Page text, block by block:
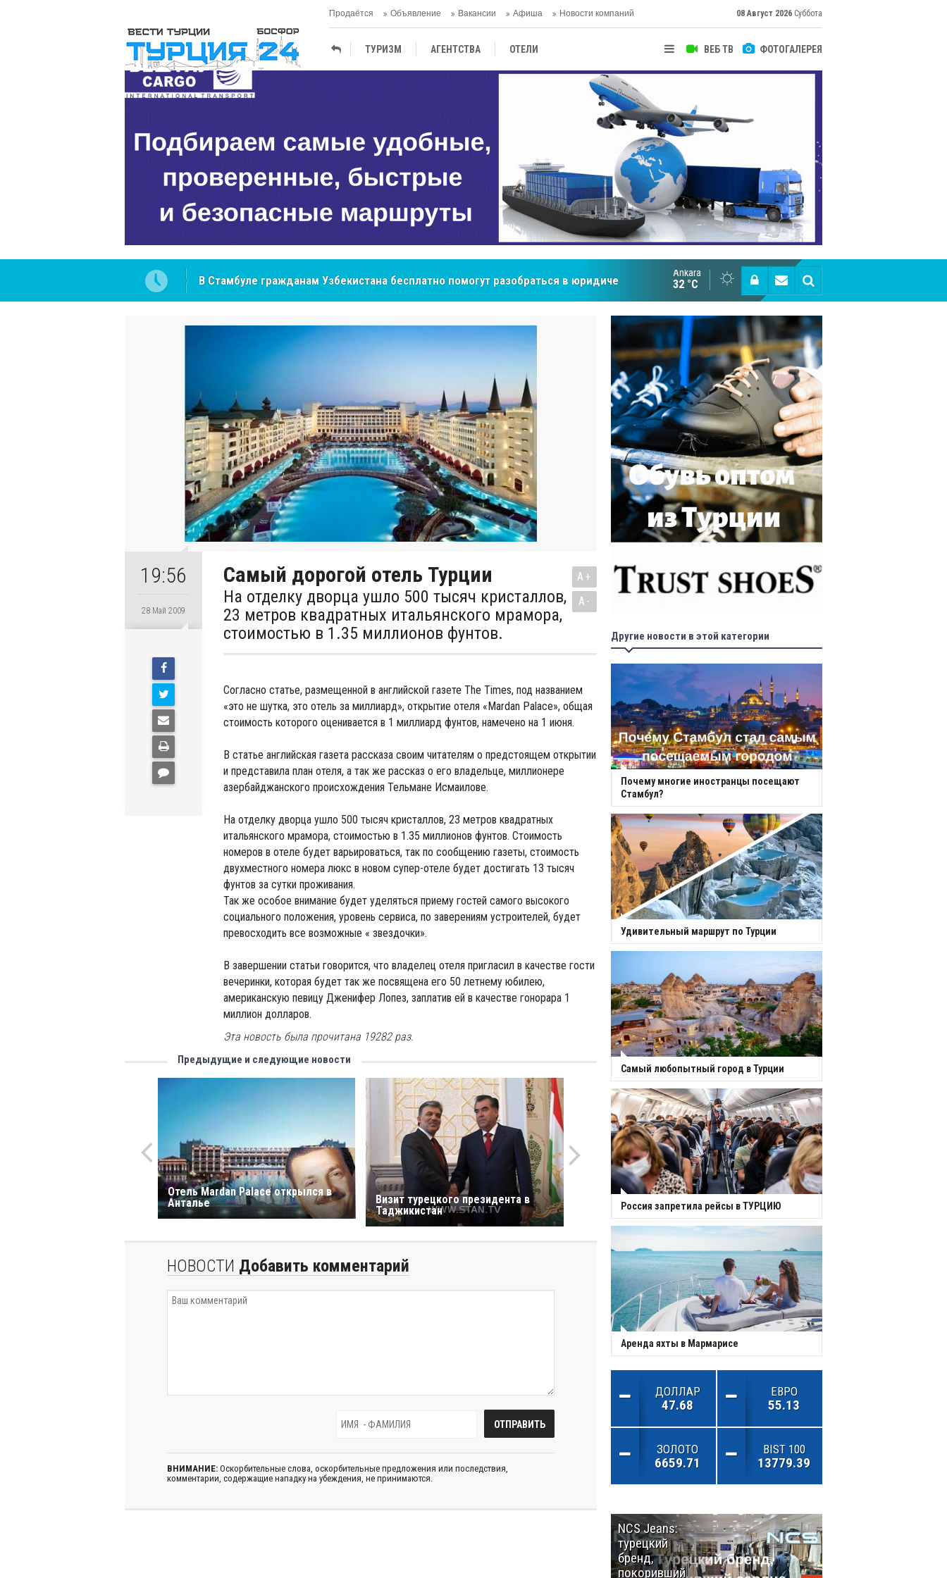
Продаётся Объявление Вакансии Афиша Новости компаний 08 Август 2026 Суббота
ВЕБ ТВ ФОТОГАЛЕРЕЯ
ТУРИЗМ АГЕНTСТВА ОТЕЛИ
в юридических NCS Jeans: турецкий бренд, покоривший сердца покупателей Центральной Азии Cottonhill покоряет мировые рынки
Ankara
32 °C
19:56
28 Май 2009
Самый дорогой отель Турции
На отделку дворца ушло 500 тысяч кристаллов,
23 метров квадратных итальянского мрамора,
стоимостью в 1.35 миллионов фунтов.
A+
A-
Согласно статье, размещенной в английской газете The Times, под названием
«это не шутка, это отель за миллиард», открытие отеля «Mardan Palace», общая
стоимость которого оценивается в 1 миллиард фунтов, намечено на 1 июня.
В статье английская газета рассказа своим читателям о предстоящем открытии
и представила план отеля, а так же рассказ о его владельце, миллионере
азербайджанского происхождения Тельмане Исмаилове.
На отделку дворца ушло 500 тысяч кристаллов, 23 метров квадратных
итальянского мрамора, стоимостью в 1.35 миллионов фунтов. Стоимость
номеров в отеле будет варьироваться, так по сообщению газеты, стоимость
двухместного номера люкс в новом супер-отеле будет достигать 13 тысяч
фунтов за сутки проживания.
Так же особое внимание будет уделяться приему гостей самого высокого
социального положения, уровень сервиса, по заверениям устроителей, будет
превосходить все возможные « звездочки».
В завершении статьи говорится, что владелец отеля пригласил в качестве гости
вечеринки, которая будет так же посвящена его 50 летнему юбилею,
американскую певицу Дженифер Лопез, заплатив ей в качестве гонорара 1
миллион долларов.
Эта новость была прочитана 19282 раз.
Предыдущие и следующие новости
Отель Mardan Palace открылся в
Анталье
Визит турецкого президента в
Таджикистан
НОВОСТИ Добавить комментарий
ВНИМАНИЕ: Оскорбительные слова, оскорбительные предложения или последствия,
комментарии, содержащие нападку на убеждения, не принимаются.
Другие новости в этой категории
Почему многие иностранцы посещают
Стамбул?
Удивительный маршрут по Турции
Самый любопытный город в Турции
Россия запретила рейсы в ТУРЦИЮ
Аренда яхты в Мармарисе
ДОЛЛАР
47.68
ЕВРО
55.13
ЗОЛОТО
6659.71
BIST 100
13779.39
NCS Jeans:
турецкий
бренд,
покоривший